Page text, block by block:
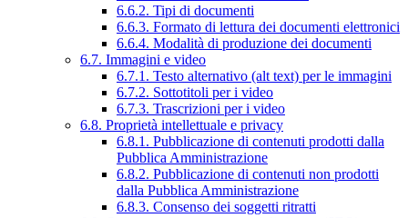
6.6.2. Tipi di documenti
6.6.3. Formato di lettura dei documenti elettronici
6.6.4. Modalità di produzione dei documenti
6.7. Immagini e video
6.7.1. Testo alternativo (alt text) per le immagini
6.7.2. Sottotitoli per i video
6.7.3. Trascrizioni per i video
6.8. Proprietà intellettuale e privacy
6.8.1. Pubblicazione di contenuti prodotti dalla
Pubblica Amministrazione
6.8.2. Pubblicazione di contenuti non prodotti
dalla Pubblica Amministrazione
6.8.3. Consenso dei soggetti ritratti